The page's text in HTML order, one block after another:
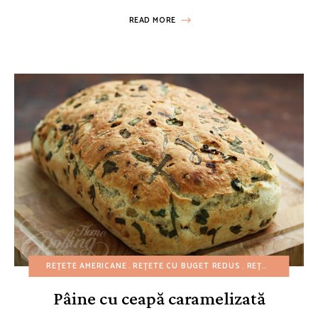
READ MORE
REȚETE AMERICANE REȚETE CU BUGET REDUS REȚETE DE 4 IULIE
Pâine cu ceapă caramelizată